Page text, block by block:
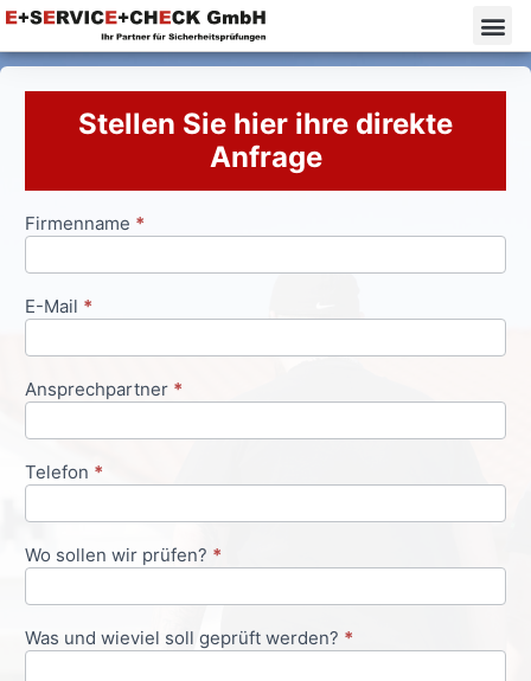
Stellen Sie hier ihre direkte
Anfrage
Anfrageformular
Firmenname *
E-Mail *
Ansprechpartner *
Telefon *
Wo sollen wir prüfen? *
Was und wieviel soll geprüft werden? *